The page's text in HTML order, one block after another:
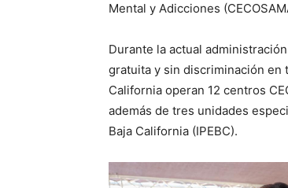
Mental y Adicciones
Durante la actual
gratuita y sin discriminación en
California operan 12 centros
además de tres unidades
Baja California (IPEBC).